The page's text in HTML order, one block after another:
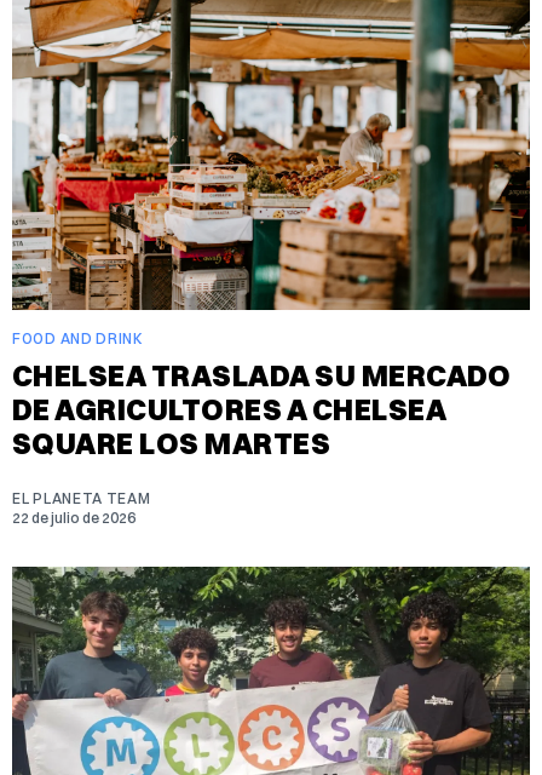
FOOD AND DRINK
CHELSEA TRASLADA SU MERCADO
DE AGRICULTORES A CHELSEA
SQUARE LOS MARTES
EL PLANETA TEAM
22 de julio de 2026